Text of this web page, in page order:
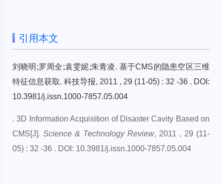
引用本文
刘晓明;罗周全;袁雯妮;朱青凌. 基于CMS的隐患空区三维
特征信息获取. 科技导报, 2011 , 29 (11-05) : 32 -36 . DOI:
10.3981/j.issn.1000-7857.05.004
. 3D Information Acquisition of Disaster Cavity Based on
CMS[J]. Science & Technology Review, 2011 , 29 (11-
05) : 32 -36 . DOI: 10.3981/j.issn.1000-7857.05.004